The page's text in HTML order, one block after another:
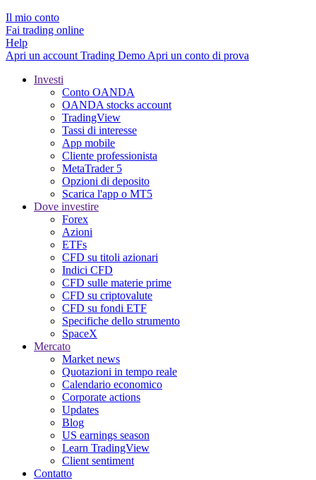
Il mio conto
Fai trading online
Help
Apri un account Trading Demo Apri un conto di prova
Investi
Conto OANDA
OANDA stocks account
TradingView
Tassi di interesse
App mobile
Cliente professionista
MetaTrader 5
Opzioni di deposito
Scarica l'app o MT5
Dove investire
Forex
Azioni
ETFs
CFD su titoli azionari
Indici CFD
CFD sulle materie prime
CFD su criptovalute
CFD su fondi ETF
Specifiche dello strumento
SpaceX
Mercato
Market news
Quotazioni in tempo reale
Calendario economico
Corporate actions
Updates
Blog
US earnings season
Learn TradingView
Client sentiment
Contatto